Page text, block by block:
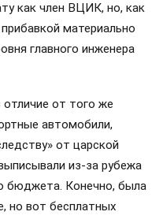
как член ВЦИК, но, как
материально
главного инженера
отличие от того же
автомобили,
от царской
из-за рубежа
бюджета. Конечно, была
но вот бесплатных